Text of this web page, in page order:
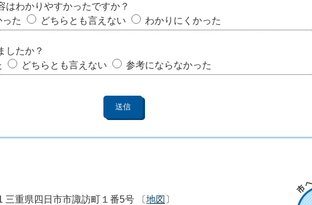
はわかりやすかったですか？
た
どちらとも言えない わかりにくかった
したか？
どちらとも言えない 参考にならなかった
三重県四日市市諏訪町１番5号 〔地図 〕